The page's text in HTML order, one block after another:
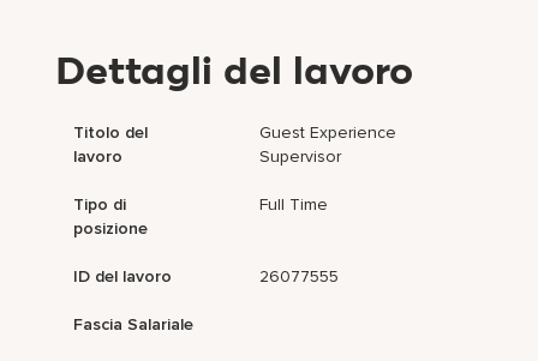
Dettagli del lavoro
Titolo del
lavoro
Guest Experience
Supervisor
Tipo di
posizione
Full Time
ID del lavoro 26077555
Fascia Salariale